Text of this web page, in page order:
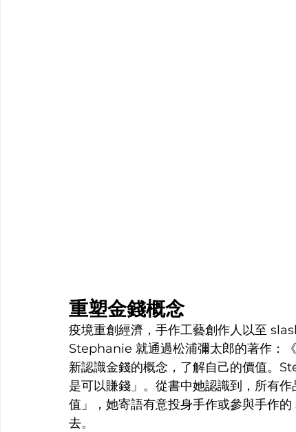
重塑金錢概念
疫境重創經濟，手作工藝創作人以至
Stephanie 就通過松浦彌太郎的著作：
新認識金錢的概念，了解自己的價值。
是可以賺錢」。從書中她認識到，所有
值」，她寄語有意投身手作或參與手作
去。